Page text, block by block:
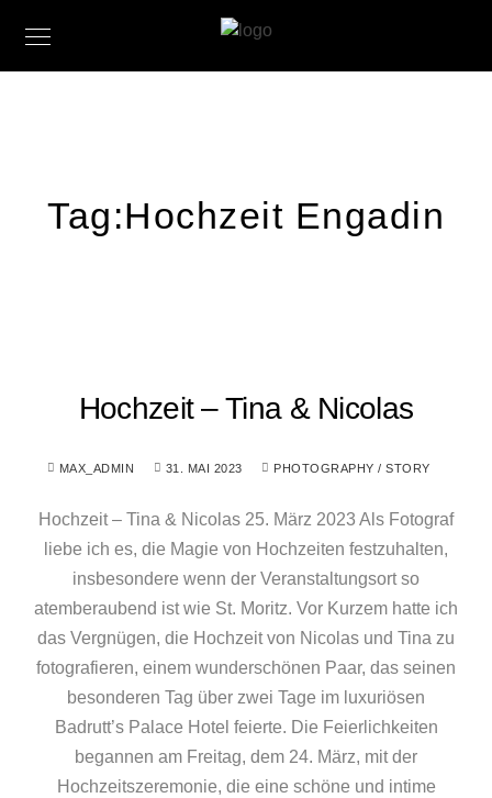
Tag:Hochzeit Engadin
Hochzeit – Tina & Nicolas
MAX_ADMIN 31. MAI 2023 PHOTOGRAPHY / STORY
Hochzeit – Tina & Nicolas 25. März 2023 Als Fotograf
liebe ich es, die Magie von Hochzeiten festzuhalten,
insbesondere wenn der Veranstaltungsort so
atemberaubend ist wie St. Moritz. Vor Kurzem hatte ich
das Vergnügen, die Hochzeit von Nicolas und Tina zu
fotografieren, einem wunderschönen Paar, das seinen
besonderen Tag über zwei Tage im luxuriösen
Badrutt’s Palace Hotel feierte. Die Feierlichkeiten
begannen am Freitag, dem 24. März, mit der
Hochzeitszeremonie, die eine schöne und intime